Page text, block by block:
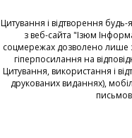
Цитування і відтворення будь-
з веб-сайта "Ізюм
соцмережах дозволено лише
гіперпосилання на
Цитування, використання і
друкованих виданнях),